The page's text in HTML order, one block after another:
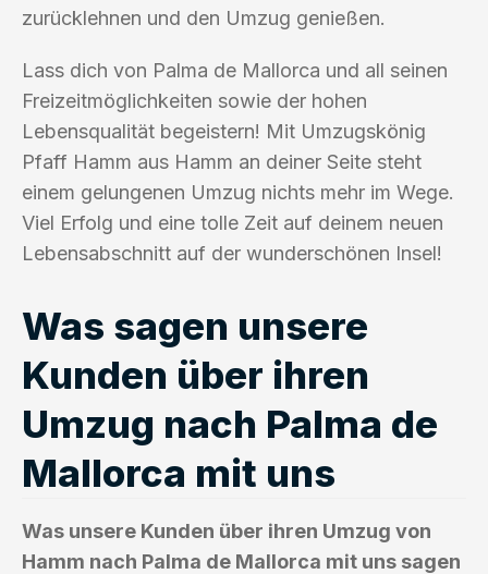
zurücklehnen und den Umzug genießen.
Lass dich von Palma de Mallorca und all seinen
Freizeitmöglichkeiten sowie der hohen
Lebensqualität begeistern! Mit Umzugskönig
Pfaff Hamm aus Hamm an deiner Seite steht
einem gelungenen Umzug nichts mehr im Wege.
Viel Erfolg und eine tolle Zeit auf deinem neuen
Lebensabschnitt auf der wunderschönen Insel!
Was sagen unsere
Kunden über ihren
Umzug nach Palma de
Mallorca mit uns
Was unsere Kunden über ihren Umzug von
Hamm nach Palma de Mallorca mit uns sagen